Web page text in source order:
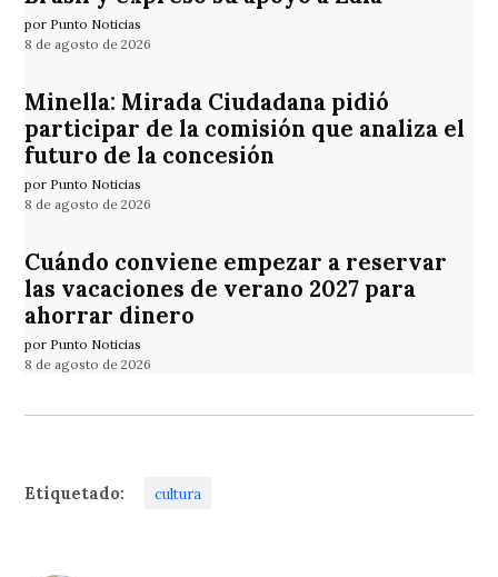
por Punto Noticias
8 de agosto de 2026
Minella: Mirada Ciudadana pidió
participar de la comisión que analiza el
futuro de la concesión
por Punto Noticias
8 de agosto de 2026
Cuándo conviene empezar a reservar
las vacaciones de verano 2027 para
ahorrar dinero
por Punto Noticias
8 de agosto de 2026
Etiquetado: cultura